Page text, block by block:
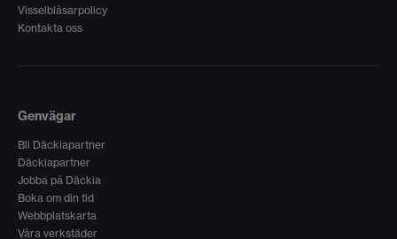
Visselblåsarpolicy
Kontakta oss
Genvägar
Bli Däckiapartner
Däckiapartner
Jobba på Däckia
Boka om din tid
Webbplatskarta
Våra verkstäder